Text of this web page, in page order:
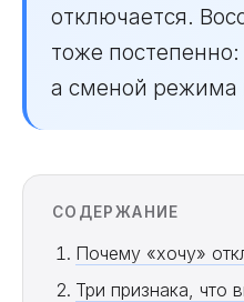
отключается.
тоже
а сменой режима
СОДЕРЖАНИЕ
Почему «хочу»
Три признака, что